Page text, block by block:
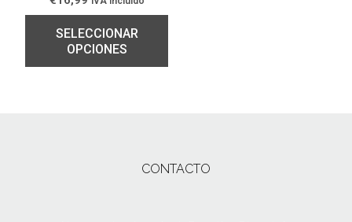
SELECCIONAR
OPCIONES
CONTACTO